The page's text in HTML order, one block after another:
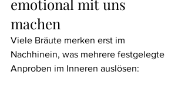
emotional mit uns
machen
Viele Bräute merken erst im
Nachhinein, was mehrere festgelegte
Anproben im Inneren auslösen: